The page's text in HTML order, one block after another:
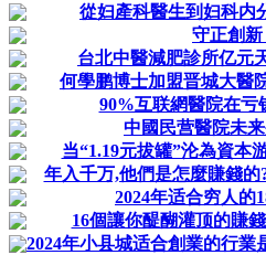
從妇產科醫生到妇科内
守正創
台北中醫減肥診所亿元
何學鹏博士加盟晋城大醫
90%互联網醫院在亏
中國民营醫院未
当“1.19元拔罐”沦為資本
年入千万,他們是怎麼賺錢
2024年适合穷人的
16個讓你醍醐灌顶的賺
2024年小县城适合創業的行業